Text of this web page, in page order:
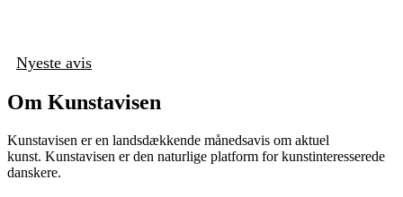
Nyeste avis
Om Kunstavisen
Kunstavisen er en landsdækkende månedsavis om aktuel
kunst. Kunstavisen er den naturlige platform for kunstinteresserede
danskere.